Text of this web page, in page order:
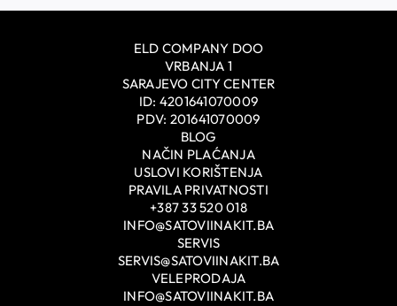
ELD COMPANY DOO
VRBANJA 1
SARAJEVO CITY CENTER
ID: 4201641070009
PDV: 201641070009
BLOG
NAČIN PLAĆANJA
USLOVI KORIŠTENJA
PRAVILA PRIVATNOSTI
+387 33 520 018
INFO@SATOVIINAKIT.BA
SERVIS
SERVIS@SATOVIINAKIT.BA
VELEPRODAJA
INFO@SATOVIINAKIT.BA